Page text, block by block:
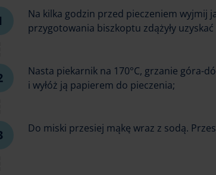
Na kilka godzin przed pieczeniem wyjmij
przygotowania biszkoptu zdążyły
Nasta piekarnik na 170°C, grzanie góra-
i wyłóż ją papierem do pieczenia;
Do miski przesiej mąkę wraz z sodą.